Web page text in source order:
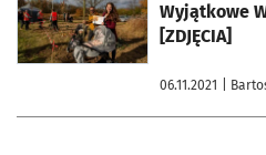
Wyjątkowe
[ZDJĘCIA]
06.11.2021 |